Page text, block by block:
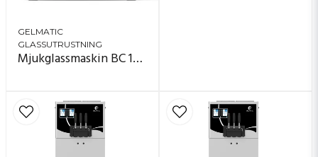
GELMATIC
GLASSUTRUSTNING
Mjukglassmaskin BC 151 HTP